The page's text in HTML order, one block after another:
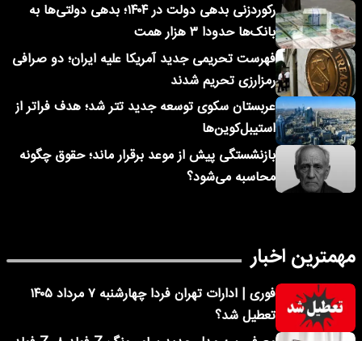
رکوردزنی بدهی دولت در ۱۴۰۴؛ بدهی دولتی‌ها به
بانک‌ها حدودا ۳ هزار همت
فهرست تحریمی جدید آمریکا علیه ایران؛ دو صرافی
رمزارزی تحریم شدند
عربستان سکوی توسعه جدید تتر شد؛ هدف فراتر از
استیبل‌کوین‌ها
بازنشستگی پیش از موعد برقرار ماند؛ حقوق چگونه
محاسبه می‌شود؟
مهمترین اخبار
فوری | ادارات تهران فردا چهارشنبه ۷ مرداد ۱۴۰۵
تعطیل شد؟